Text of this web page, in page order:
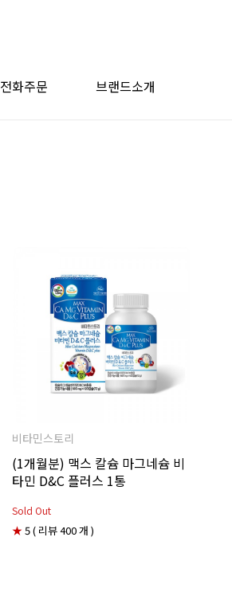
전화주문 브랜드소개
비타민스토리
(1개월분) 맥스 칼슘 마그네슘 비
타민 D&C 플러스 1통
Sold Out
★5 ( 리뷰 400 개 )